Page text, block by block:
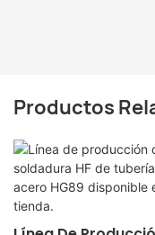
Productos